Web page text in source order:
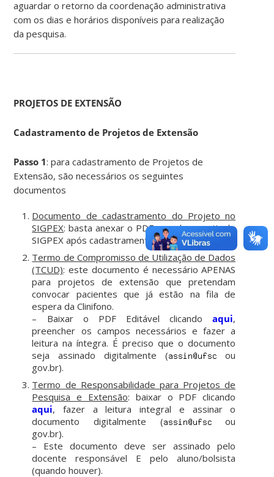
aguardar o retorno da coordenação administrativa
com os dias e horários disponíveis para realização
da pesquisa.
PROJETOS DE EXTENSÃO
Cadastramento de Projetos de Extensão
Passo 1: para cadastramento de Projetos de
Extensão, são necessários os seguintes
documentos
Documento de cadastramento do Projeto no
SIGPEX: basta anexar o PDF gerado a partir do
SIGPEX após cadastramento do projeto.
Termo de Compromisso de Utilização de Dados
(TCUD): este documento é necessário APENAS
para projetos de extensão que pretendam
convocar pacientes que já estão na fila de
espera da Clinifono.
– Baixar o PDF Editável clicandoaqui,
preencher os campos necessários e fazer a
leitura na íntegra. É preciso que o documento
seja assinado digitalmente (
ou
gov.br).
Termo de Responsabilidade para Projetos de
Pesquisa e Extensão: baixar o PDF clicando
aqui, fazer a leitura integral e assinar o
documento digitalmente (
ou
gov.br).
– Este documento deve ser assinado pelo
docente responsável E pelo aluno/bolsista
(quando houver).